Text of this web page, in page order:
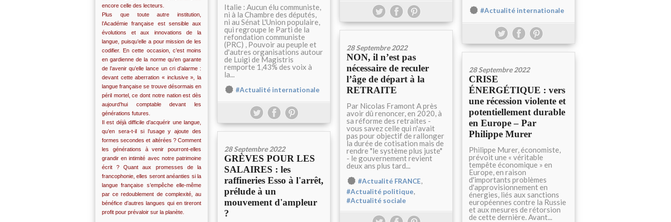
encore celle des lecteurs.
Plus que toute autre institution,
l’Académie française est sensible aux
évolutions et aux innovations de la
langue, puisqu’elle a pour mission de les
codifier. En cette occasion, c’est moins
en gardienne de la norme qu’en garante
de l’avenir qu’elle lance un cri d’alarme :
devant cette aberration « inclusive », la
langue française se trouve désormais en
péril mortel, ce dont notre nation est dès
aujourd’hui comptable devant les
générations futures.
Il est déjà difficile d’acquérir une langue,
qu’en sera-t-il si l’usage y ajoute des
formes secondes et altérées ? Comment
les générations à venir pourront-elles
grandir en intimité avec notre patrimoine
écrit ? Quant aux promesses de la
francophonie, elles seront anéanties si la
langue française s’empêche elle-même
par ce redoublement de complexité, au
bénéfice d’autres langues qui en tireront
profit pour prévaloir sur la planète.
#Actualité internationale
Italie : Aucun élu communiste,
ni à la Chambre des députés,
ni au Sénat L'Union populaire,
qui regroupe le Parti de la
refondation communiste
(PRC) , Pouvoir au peuple et
d'autres organisations autour
de Luigi de Magistris
remporte 1,43% des voix à
la...
#Actualité internationale
28 Septembre 2022
NON, il n’est pas
nécessaire de reculer
l’âge de départ à la
RETRAITE
Par Nicolas Framont A près
avoir dû renoncer, en 2020, à
sa réforme des retraites -
vous savez celle qui n'avait
pas pour objectif de rallonger
la durée de cotisation mais de
rendre "le système plus juste"
- le gouvernement revient
deux ans plus tard...
#Actualité FRANCE,
#Actualité politique,
#Actualité sociale
28 Septembre 2022
CRISE
ÉNERGÉTIQUE : vers
une récession violente et
potentiellement durable
en Europe – Par
Philippe Murer
Philippe Murer, économiste,
prévoit une « véritable
tempête économique » en
Europe, en raison
d'importants problèmes
d'approvisionnement en
énergies, liés aux sanctions
européennes contre la Russie
et aux mesures de rétorsion
de cette dernière. Avant...
28 Septembre 2022
GRÈVES POUR LES
SALAIRES : les
raffineries Esso à l'arrêt,
prélude à un
mouvement d'ampleur
?